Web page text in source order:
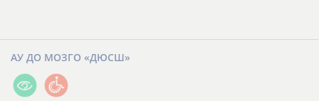
АУ ДО МОЗГО «ДЮСШ»